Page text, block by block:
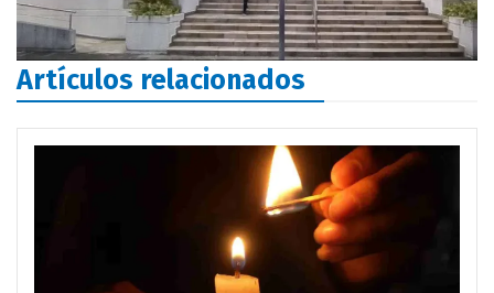
Artículos relacionados